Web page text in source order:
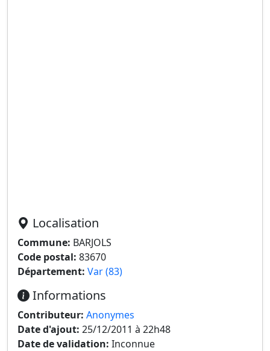
Localisation
Commune: BARJOLS
Code postal: 83670
Département: Var (83)
Informations
Contributeur: Anonymes
Date d'ajout: 25/12/2011 à 22h48
Date de validation: Inconnue